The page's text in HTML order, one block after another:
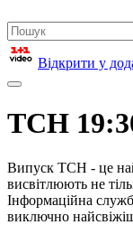
Відкрити у
ТСН
Випуск ТСН - це
висвітлюють не
Інформаційна
виключно